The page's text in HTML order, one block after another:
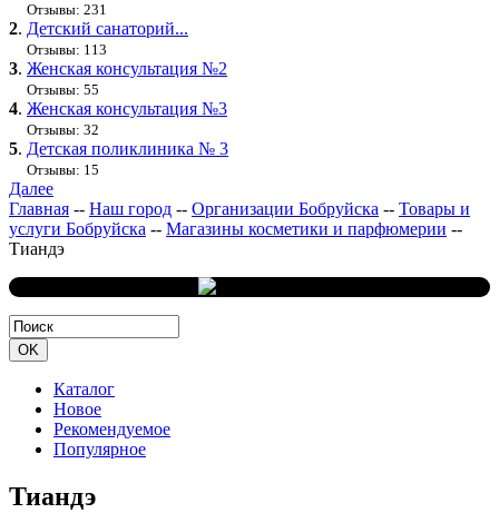
Отзывы: 231
2. Детский санаторий...
Отзывы: 113
3. Женская консультация №2
Отзывы: 55
4. Женская консультация №3
Отзывы: 32
5. Детская поликлиника № 3
Отзывы: 15
Далее
Главная -- Наш город -- Организации Бобруйска -- Товары и
услуги Бобруйска -- Магазины косметики и парфюмерии --
Тиандэ
Каталог
Новое
Рекомендуемое
Популярное
Тиандэ